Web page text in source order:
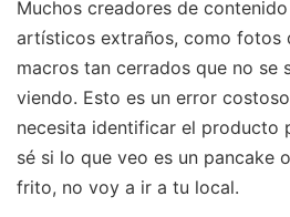
Muchos creadores de
artísticos extraños, como fotos
macros tan cerrados que no se
viendo. Esto es un error
necesita identificar el producto
sé si lo que veo es un pancake
frito, no voy a ir a tu local.